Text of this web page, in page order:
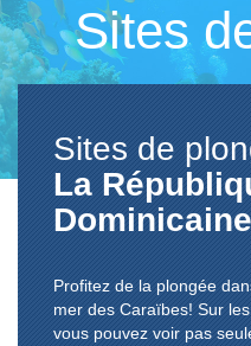
Sites
Sites de
La
Dominicaine
Profitez de la plongée
mer des Caraïbes! Sur
vous pouvez voir pas